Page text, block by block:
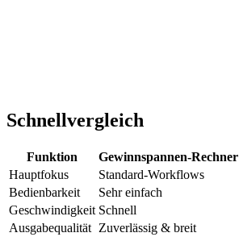
Schnellvergleich
Funktion Gewinnspannen-Rechner
Hauptfokus
Standard-Workflows
Bedienbarkeit
Sehr einfach
Geschwindigkeit Schnell
Ausgabequalität Zuverlässig & breit